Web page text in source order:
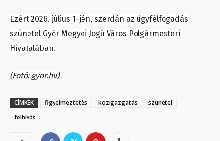
Ezért 2026. július 1-jén, szerdán az ügyfélfogadás
szünetel Győr Megyei Jogú Város Polgármesteri
Hivatalában.
(Fotó: gyor.hu)
CÍMKÉK figyelmeztetés közigazgatás
szünetel
felhívás